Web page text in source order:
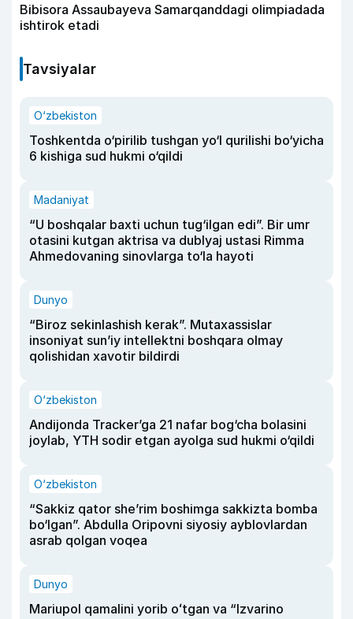
Bibisora Assaubayeva Samarqanddagi olimpiadada
ishtirok etadi
Tavsiyalar
O‘zbekiston
Toshkentda o‘pirilib tushgan yo‘l qurilishi bo‘yicha
6 kishiga sud hukmi o‘qildi
Madaniyat
“U boshqalar baxti uchun tug‘ilgan edi”. Bir umr
otasini kutgan aktrisa va dublyaj ustasi Rimma
Ahmedovaning sinovlarga to‘la hayoti
Dunyo
“Biroz sekinlashish kerak”. Mutaxassislar
insoniyat sun’iy intellektni boshqara olmay
qolishidan xavotir bildirdi
O‘zbekiston
Andijonda Tracker’ga 21 nafar bog‘cha bolasini
joylab, YTH sodir etgan ayolga sud hukmi o‘qildi
O‘zbekiston
“Sakkiz qator she’rim boshimga sakkizta bomba
bo‘lgan”. Abdulla Oripovni siyosiy ayblovlardan
asrab qolgan voqea
Dunyo
Mariupol qamalini yorib oʻtgan va “Izvarino